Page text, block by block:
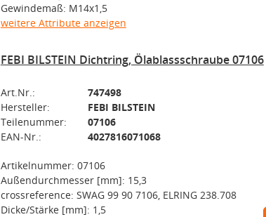
Gewindemaß: M14x1,5
weitere Attribute anzeigen
FEBI BILSTEIN Dichtring, Ölablassschraube 07106
Art.Nr.:
747498
Hersteller:
FEBI BILSTEIN
Teilenummer:
07106
EAN-Nr.:
4027816071068
Artikelnummer: 07106
Außendurchmesser [mm]: 15,3
crossreference: SWAG 99 90 7106, ELRING 238.708
Dicke/Stärke [mm]: 1,5